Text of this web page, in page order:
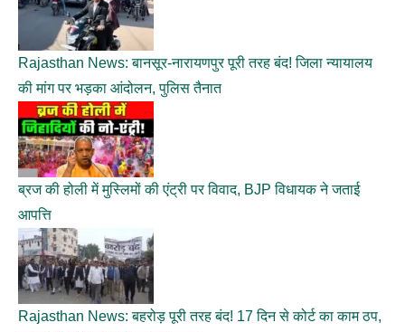
Rajasthan News: बानसूर-नारायणपुर पूरी तरह बंद! जिला न्यायालय
की मांग पर भड़का आंदोलन, पुलिस तैनात
ब्रज की होली में मुस्लिमों की एंट्री पर विवाद, BJP विधायक ने जताई
आपत्ति
Rajasthan News: बहरोड़ पूरी तरह बंद! 17 दिन से कोर्ट का काम ठप,